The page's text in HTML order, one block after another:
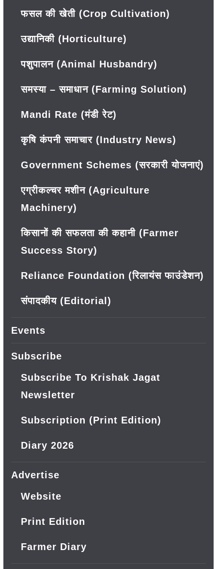
फसल की खेती (Crop Cultivation)
उद्यानिकी (Horticulture)
पशुपालन (Animal Husbandry)
समस्या – समाधान (Farming Solution)
Mandi Rate (मंडी रेट)
कृषि कंपनी समाचार (Industry News)
Government Schemes (सरकारी योजनाएं)
एग्रीकल्चर मशीन (Agriculture
Machinery)
किसानों की सफलता की कहानी (Farmer
Success Story)
Reliance Foundation (रिलायंस फाउंडेशन)
संपादकीय (Editorial)
Events
Subscribe
Subscribe To Krishak Jagat
Newsletter
Subscription (Print Edition)
Diary 2026
Advertise
Website
Print Edition
Farmer Diary